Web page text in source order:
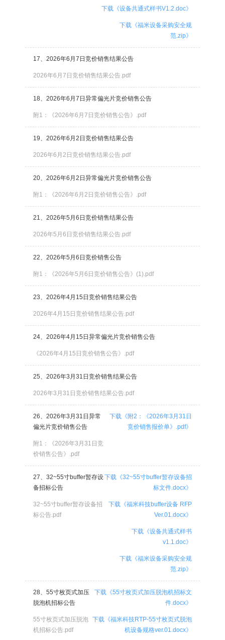
下载《设备共通式样书V1.2.doc》
下载《福米设备采购安全规
范.zip》
17、2026年6月7日竞价销售结果公告
2026年6月7日竞价销售结果公告.pdf
18、2026年6月7日异常偏光片竞价销售公告
附1：《2026年6月7日竞价销售公告》.pdf
19、2026年6月2日竞价销售结果公告
2026年6月2日竞价销售结果公告.pdf
20、2026年6月2日异常偏光片竞价销售公告
附1：《2026年6月2日竞价销售公告》.pdf
21、2026年5月6日竞价销售结果公告
2026年5月6日竞价销售结果公告.pdf
22、2026年5月6日竞价销售公告
附1：《2026年5月6日竞价销售公告》(1).pdf
23、2026年4月15日竞价销售结果公告
2026年4月15日竞价销售结果公告.pdf
24、2026年4月15日异常偏光片竞价销售公告
《2026年4月15日竞价销售公告》.pdf
25、2026年3月31日竞价销售结果公告
2026年3月31日竞价销售结果公告.pdf
26、2026年3月31日异常
偏光片竞价销售公告
附1：《2026年3月31日竞
价销售公告》.pdf
下载《附2：《2026年3月31日
竞价销售报价单》.pdf》
27、32~55寸buffer暂存设
备招标公告
32~55寸buffer暂存设备招
标公告.pdf
下载《32~55寸buffer暂存设备招
标文件.docx》
下载《福米科技buffer设备 RFP
Ver.01.docx》
下载《设备共通式样书
v1.1.doc》
下载《福米设备采购安全规
范.zip》
28、55寸枚页式加压
脱泡机招标公告
55寸枚页式加压脱泡
机招标公告.pdf
下载《55寸枚页式加压脱泡机招标文
件.docx》
下载《福米科技RTP-55寸枚页式脱泡
机设备规格ver.01.docx》